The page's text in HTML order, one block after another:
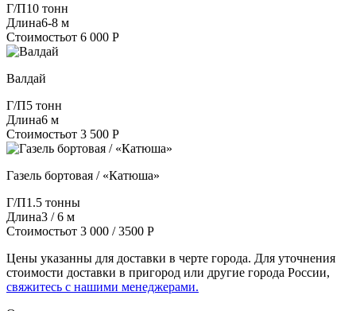
Г/П10 тонн
Длина6-8 м
Стоимостьот 6 000 Р
Валдай
Г/П5 тонн
Длина6 м
Стоимостьот 3 500 Р
Газель бортовая / «Катюша»
Г/П1.5 тонны
Длина3 / 6 м
Стоимостьот 3 000 / 3500 Р
Цены указанны для доставки в черте города. Для уточнения
стоимости доставки в пригород или другие города России,
свяжитесь с нашими менеджерами.